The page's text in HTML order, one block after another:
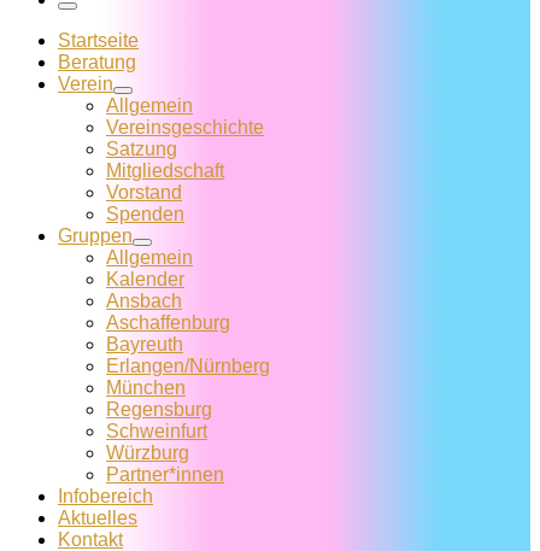
Menü
Startseite
Beratung
Verein
Allgemein
Vereins­geschichte
Satzung
Mitglied­schaft
Vorstand
Spenden
Gruppen
Allgemein
Kalender
Ansbach
Aschaffenburg
Bayreuth
Erlangen/Nürnberg
München
Regensburg
Schweinfurt
Würzburg
Partner*innen
Infobereich
Aktuelles
Kontakt